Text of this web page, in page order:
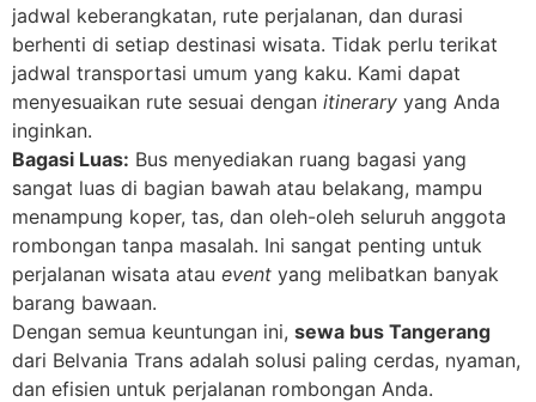
jadwal keberangkatan, rute perjalanan, dan durasi
berhenti di setiap destinasi wisata. Tidak perlu terikat
jadwal transportasi umum yang kaku. Kami dapat
menyesuaikan rute sesuai dengan itinerary yang Anda
inginkan.
Bagasi Luas: Bus menyediakan ruang bagasi yang
sangat luas di bagian bawah atau belakang, mampu
menampung koper, tas, dan oleh-oleh seluruh anggota
rombongan tanpa masalah. Ini sangat penting untuk
perjalanan wisata atau event yang melibatkan banyak
barang bawaan.
Dengan semua keuntungan ini, sewa bus Tangerang
dari Belvania Trans adalah solusi paling cerdas, nyaman,
dan efisien untuk perjalanan rombongan Anda.